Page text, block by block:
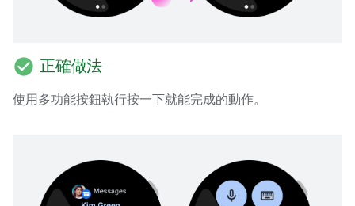
check_circle 正確做法
使用多功能按鈕執行按一下就能完成的動作。